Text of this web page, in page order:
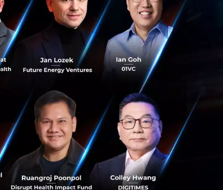
กิดความเข้าใจ
าพของตนเอง
เร็ว และทำการ
การรักษา และนำ
เทคโนโลยี
ละทำนายล่วง
Testing
รม เป็นอย่างไร
ข้อมูลที่ได้ไป